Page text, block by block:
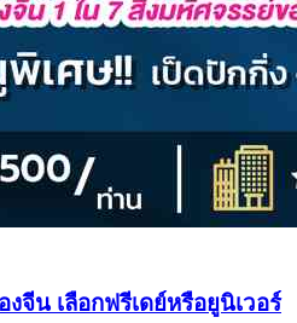
จีน เลือกฟรีเดย์หรือยูนิเวอร์